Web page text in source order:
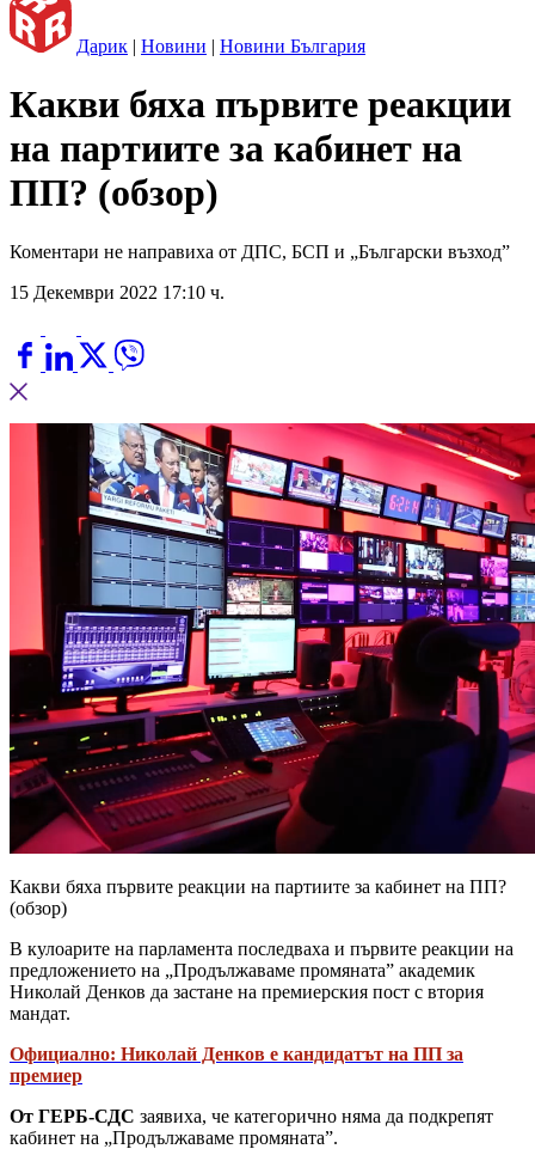
Дарик | Новини | Новини България
Какви бяха първите реакции
на партиите за кабинет на
ПП? (обзор)
Коментари не направиха от ДПС, БСП и „Български възход”
15 Декември 2022 17:10 ч.
Какви бяха първите реакции на партиите за кабинет на ПП?
(обзор)
В кулоарите на парламента последваха и първите реакции на
предложението на „Продължаваме промяната” академик
Николай Денков да застане на премиерския пост с втория
мандат.
Официално: Николай Денков е кандидатът на ПП за
премиер
От ГЕРБ-СДС заявиха, че категорично няма да подкрепят
кабинет на „Продължаваме промяната”.